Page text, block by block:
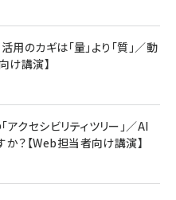
のカギは「量」より「質」／動
け講演】
クセシビリティツリー」／AI
？【Web担当者向け講演】